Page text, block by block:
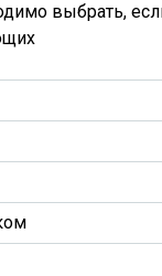
выбрать,